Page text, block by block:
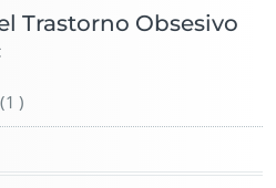
Trastorno Obsesivo
)